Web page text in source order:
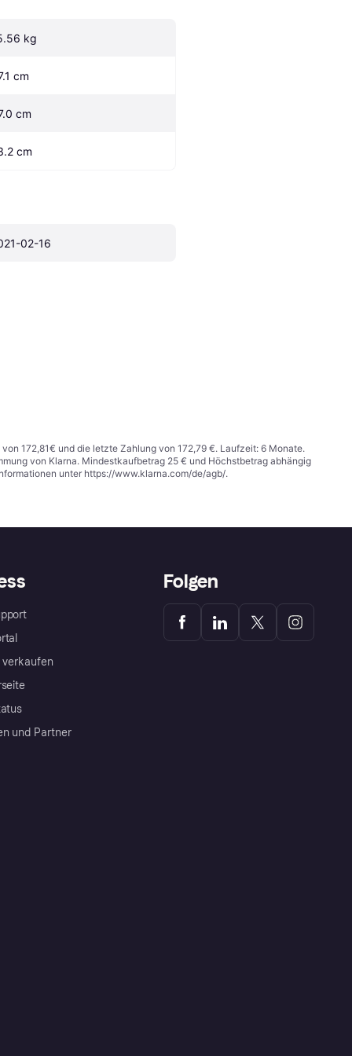
kg
cm
cm
cm
02-16
172,81€ und die letzte Zahlung von 172,79 €. Laufzeit: 6 Monate.
von Klarna. Mindestkaufbetrag 25 € und Höchstbetrag abhängig
unter https://www.klarna.com/de/agb/.
verkaufen
und Partner
Folgen